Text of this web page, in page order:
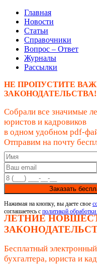
Главная
Новости
Статьи
Справочники
Вопрос – Ответ
Журналы
Рассылки
НЕ ПРОПУСТИТЕ
ЗАКОНОДАТЕЛЬСТВА!
Собрали все значимые
юристов и кадровиков
в одном удобном pdf-
Отправим на почту
Заказать
Нажимая на кнопку, вы даете свое
соглашаетесь с политикой
ЛЕТНИЕ
Бесплатный
бухгалтера, юриста и